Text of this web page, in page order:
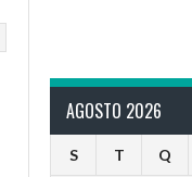
AGOSTO 2026
S T Q